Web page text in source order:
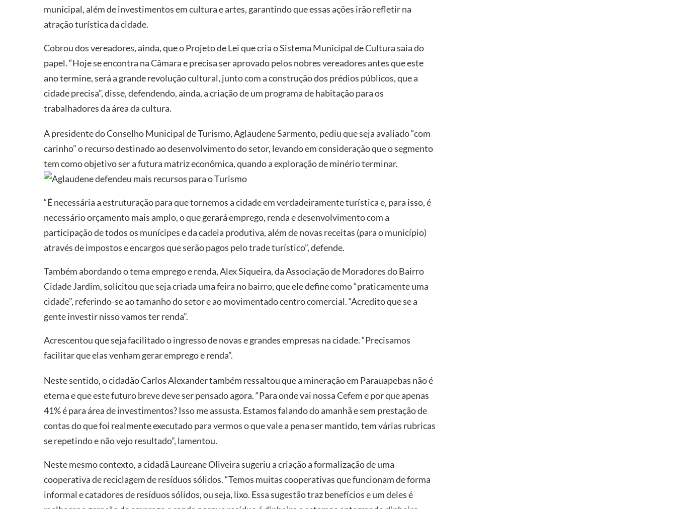
municipal, além de investimentos em cultura e artes, garantindo que essas ações irão refletir na
atração turística da cidade.
Cobrou dos vereadores, ainda, que o Projeto de Lei que cria o Sistema Municipal de Cultura saia do
papel. “Hoje se encontra na Câmara e precisa ser aprovado pelos nobres vereadores antes que este
ano termine, será a grande revolução cultural, junto com a construção dos prédios públicos, que a
cidade precisa”, disse, defendendo, ainda, a criação de um programa de habitação para os
trabalhadores da área da cultura.
A presidente do Conselho Municipal de Turismo, Aglaudene Sarmento, pediu que seja avaliado “com
carinho” o recurso destinado ao desenvolvimento do setor, levando em consideração que o segmento
tem como objetivo ser a futura matriz econômica, quando a exploração de minério terminar.
Aglaudene defendeu mais recursos para o Turismo
“É necessária a estruturação para que tornemos a cidade em verdadeiramente turística e, para isso, é
necessário orçamento mais amplo, o que gerará emprego, renda e desenvolvimento com a
participação de todos os munícipes e da cadeia produtiva, além de novas receitas (para o município)
através de impostos e encargos que serão pagos pelo trade turístico”, defende.
Também abordando o tema emprego e renda, Alex Siqueira, da Associação de Moradores do Bairro
Cidade Jardim, solicitou que seja criada uma feira no bairro, que ele define como “praticamente uma
cidade”, referindo-se ao tamanho do setor e ao movimentado centro comercial. “Acredito que se a
gente investir nisso vamos ter renda”.
Acrescentou que seja facilitado o ingresso de novas e grandes empresas na cidade. “Precisamos
facilitar que elas venham gerar emprego e renda”.
Neste sentido, o cidadão Carlos Alexander também ressaltou que a mineração em Parauapebas não é
eterna e que este futuro breve deve ser pensado agora. “Para onde vai nossa Cefem e por que apenas
41% é para área de investimentos? Isso me assusta. Estamos falando do amanhã e sem prestação de
contas do que foi realmente executado para vermos o que vale a pena ser mantido, tem várias rubricas
se repetindo e não vejo resultado”, lamentou.
Neste mesmo contexto, a cidadã Laureane Oliveira sugeriu a criação a formalização de uma
cooperativa de reciclagem de resíduos sólidos. “Temos muitas cooperativas que funcionam de forma
informal e catadores de resíduos sólidos, ou seja, lixo. Essa sugestão traz benefícios e um deles é